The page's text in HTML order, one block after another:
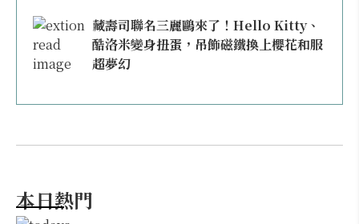
藏壽司聯名三麗鷗來了！Hello Kitty、
酷洛米變身扭蛋，吊飾磁鐵換上櫻花和服
超夢幻
本日熱門